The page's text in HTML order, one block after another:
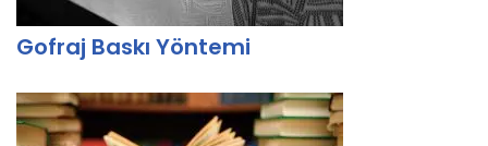
Gofraj Baskı Yöntemi